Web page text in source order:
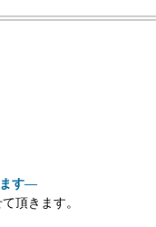
ます―
頂きます。